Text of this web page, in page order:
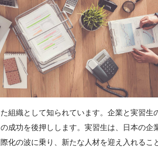
組織として知られています。企業と実習生
成功を後押しします。実習生は、日本の企
化の波に乗り、新たな人材を迎え入れるこ